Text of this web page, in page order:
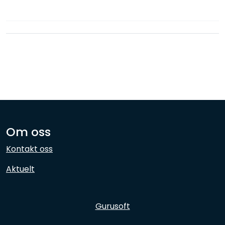
Om oss
Kontakt oss
Aktuelt
Gurusoft
Ansatte